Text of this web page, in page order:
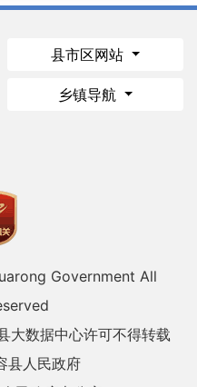
县市区网站
乡镇导航
Government All
大数据中心许可不得转载
县人民政府